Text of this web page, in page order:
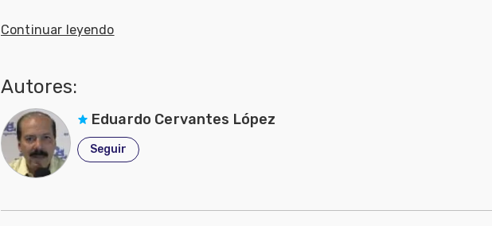
Continuar leyendo
Autores:
Eduardo Cervantes López
Seguir